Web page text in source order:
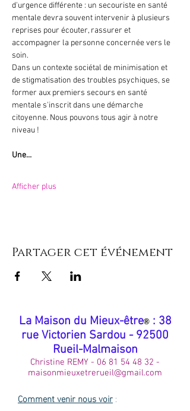
d'urgence différente : un secouriste en santé
mentale devra souvent intervenir à plusieurs
reprises pour écouter, rassurer et
accompagner la personne concernée vers le
soin.
Dans un contexte sociétal de minimisation et
de stigmatisation des troubles psychiques, se
former aux premiers secours en santé
mentale s'inscrit dans une démarche
citoyenne. Nous pouvons tous agir à notre
niveau !
Une…
Afficher plus
Partager cet événement
​La Maison du Mieux-être®: 38
rue Victorien Sardou - 92500
Rueil-Malmaison
Christine REMY - 06 81 54 48 32 -
maisonmieuxetrerueil@gmail.com
Comment venir nous voir: